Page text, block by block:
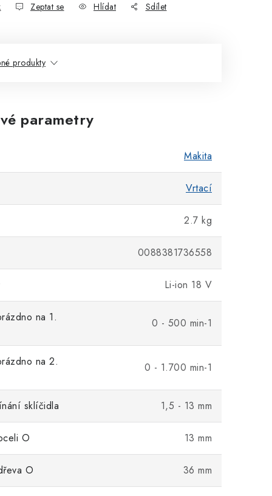
Zeptat se Hlídat Sdílet
produkty
parametry
Makita
Vrtací
2.7 kg
0088381736558
Li-ion 18 V
na 1.
0 - 500 min-1
na 2.
0 - 1.700 min-1
sklíčidla 1,5 - 13 mm
O 13 mm
O 36 mm